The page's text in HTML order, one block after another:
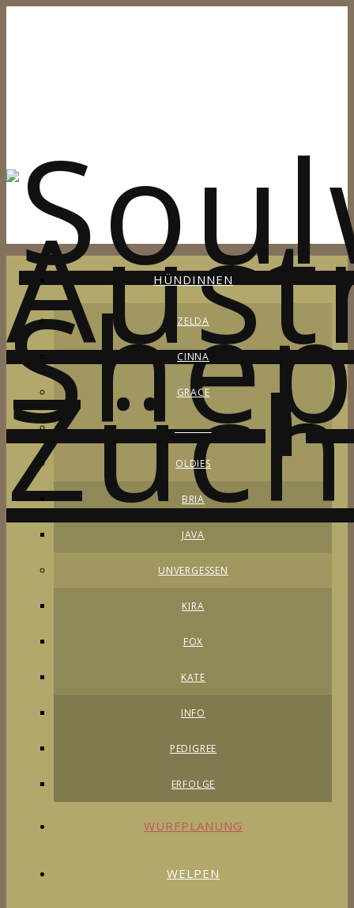
HÜNDINNEN
ZELDA
CINNA
GRACE
________
OLDIES
BRIA
JAVA
UNVERGESSEN
KIRA
FOX
KATE
INFO
PEDIGREE
ERFOLGE
WURFPLANUNG
WELPEN